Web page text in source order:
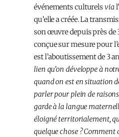
événements culturels via
qu’elle a créée. La
son œuvre depuis près de
conçue sur mesure pour
est l’aboutissement de 3
lien qu’on développe à
quand on est en situation
parler pour plein de
garde à la langue
éloigné territorialement,
quelque chose ? Comment